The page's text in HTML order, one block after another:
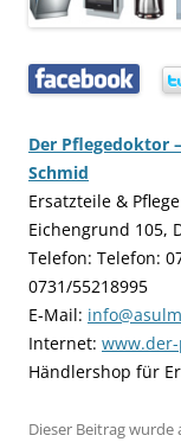
Der Pflegedoktor
Schmid
Ersatzteile &
Eichengrund 105,
Telefon: Telefon:
0731/55218995
E-Mail:
Internet:
Händlershop für
Dieser Beitrag wurde